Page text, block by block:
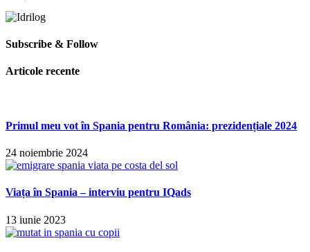
Subscribe & Follow
Articole recente
Primul meu vot în Spania pentru România: prezidențiale 2024
24 noiembrie 2024
Viața în Spania – interviu pentru IQads
13 iunie 2023